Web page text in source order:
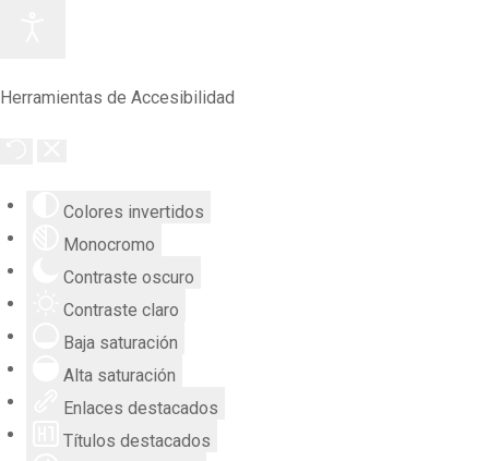
Herramientas de Accesibilidad
Colores invertidos
Monocromo
Contraste oscuro
Contraste claro
Baja saturación
Alta saturación
Enlaces destacados
Títulos destacados